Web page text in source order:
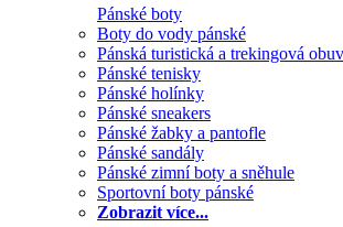
Pánské boty
Boty do vody pánské
Pánská turistická a trekingová obuv
Pánské tenisky
Pánské holínky
Pánské sneakers
Pánské žabky a pantofle
Pánské sandály
Pánské zimní boty a sněhule
Sportovní boty pánské
Zobrazit více...